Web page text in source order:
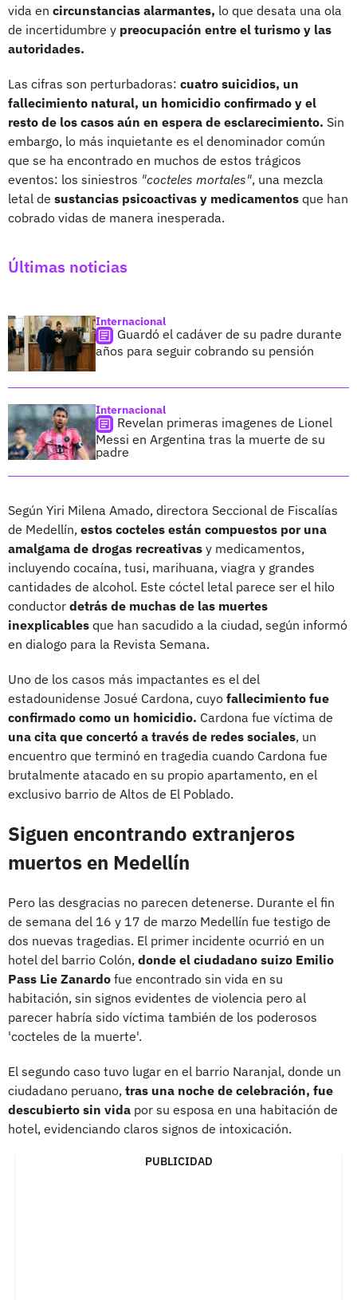
vida en circunstancias alarmantes, lo que desata una ola
de incertidumbre y preocupación entre el turismo y las
autoridades.
Las cifras son perturbadoras: cuatro suicidios, un
fallecimiento natural, un homicidio confirmado y el
resto de los casos aún en espera de esclarecimiento. Sin
embargo, lo más inquietante es el denominador común
que se ha encontrado en muchos de estos trágicos
eventos: los siniestros "cocteles mortales", una mezcla
letal de sustancias psicoactivas y medicamentos que han
cobrado vidas de manera inesperada.
Últimas noticias
Internacional
Guardó el cadáver de su padre durante
años para seguir cobrando su pensión
Internacional
Revelan primeras imagenes de Lionel
Messi en Argentina tras la muerte de su
padre
Según Yiri Milena Amado, directora Seccional de Fiscalías
de Medellín, estos cocteles están compuestos por una
amalgama de drogas recreativas y medicamentos,
incluyendo cocaína, tusi, marihuana, viagra y grandes
cantidades de alcohol. Este cóctel letal parece ser el hilo
conductor detrás de muchas de las muertes
inexplicables que han sacudido a la ciudad, según informó
en dialogo para la Revista Semana.
Uno de los casos más impactantes es el del
estadounidense Josué Cardona, cuyo fallecimiento fue
confirmado como un homicidio. Cardona fue víctima de
una cita que concertó a través de redes sociales, un
encuentro que terminó en tragedia cuando Cardona fue
brutalmente atacado en su propio apartamento, en el
exclusivo barrio de Altos de El Poblado.
Siguen encontrando extranjeros
muertos en Medellín
Pero las desgracias no parecen detenerse. Durante el fin
de semana del 16 y 17 de marzo Medellín fue testigo de
dos nuevas tragedias. El primer incidente ocurrió en un
hotel del barrio Colón, donde el ciudadano suizo Emilio
Pass Lie Zanardo fue encontrado sin vida en su
habitación, sin signos evidentes de violencia pero al
parecer habría sido víctima también de los poderosos
'cocteles de la muerte'.
El segundo caso tuvo lugar en el barrio Naranjal, donde un
ciudadano peruano, tras una noche de celebración, fue
descubierto sin vida por su esposa en una habitación de
hotel, evidenciando claros signos de intoxicación.
PUBLICIDAD